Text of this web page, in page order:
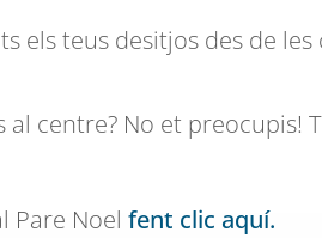
els teus desitjos des de
centre? No et preocupis!
Pare Noel fent clic aquí.